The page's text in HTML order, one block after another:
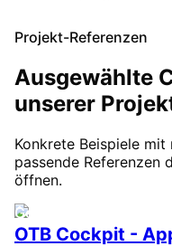
Projekt-Referenzen
Ausgewählte
unserer
Konkrete Beispiele
passende Referenzen
öffnen.
Gesundheit
OTB Cockpit -